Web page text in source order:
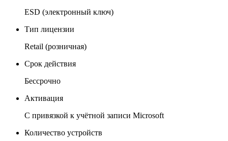
ESD (электронный ключ)
Тип лицензии
Retail (розничная)
Срок действия
Бессрочно
Активация
С привязкой к учётной записи Microsoft
Количество устройств